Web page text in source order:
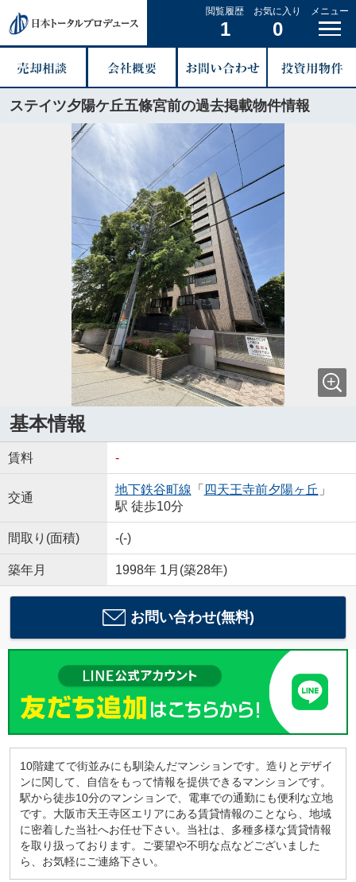
閲覧履歴
1
お気に入り
0
メニュー
ステイツ夕陽ケ丘五條宮前の過去掲載物件情報
基本情報
賃料 -
交通
地下鉄谷町線 「 四天王寺前夕陽ヶ丘 」
駅 徒歩10分
間取り(面積) -(-)
築年月 1998年 1月(築28年)
お問い合わせ(無料)
10階建てで街並みにも馴染んだマンションです。造りとデザイ
ンに関して、自信をもって情報を提供できるマンションです。
駅から徒歩10分のマンションで、電車での通勤にも便利な立地
です。大阪市天王寺区エリアにある賃貸情報のことなら、地域
に密着した当社へお任せ下さい。当社は、多種多様な賃貸情報
を取り扱っております。ご要望や不明な点などございました
ら、お気軽にご連絡下さい。